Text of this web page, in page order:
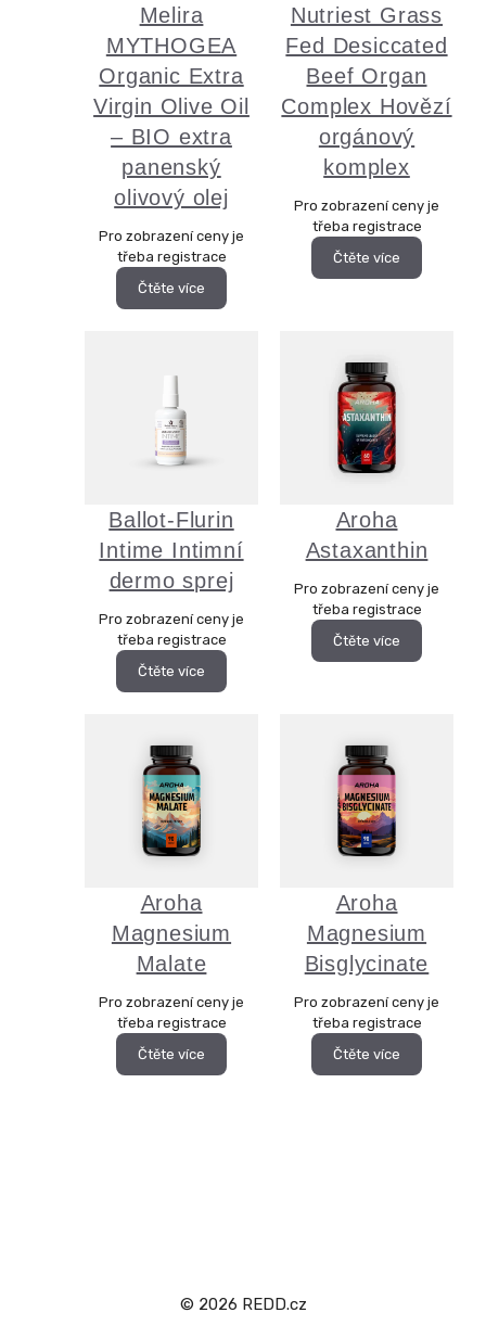
Melira
MYTHOGEA
Organic Extra
Virgin Olive Oil
– BIO extra
panenský
olivový olej
Pro zobrazení ceny je
třeba registrace
Čtěte více
Nutriest Grass
Fed Desiccated
Beef Organ
Complex Hovězí
orgánový
komplex
Pro zobrazení ceny je
třeba registrace
Čtěte více
Ballot-Flurin
Intime Intimní
dermo sprej
Pro zobrazení ceny je
třeba registrace
Čtěte více
Aroha
Astaxanthin
Pro zobrazení ceny je
třeba registrace
Čtěte více
Aroha
Magnesium
Malate
Pro zobrazení ceny je
třeba registrace
Čtěte více
Aroha
Magnesium
Bisglycinate
Pro zobrazení ceny je
třeba registrace
Čtěte více
© 2026 REDD.cz